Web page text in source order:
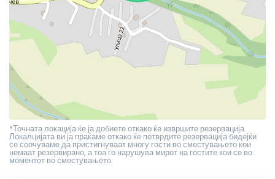
*Точната локација ќе ја добиете откако ќе извршите резервација.
Локалцијата ви ја праќаме откако ќе потврдите резервација бидејќи
се соочуваме да пристигнуваат многу гости во сместувањето кои
немаат резервирано, а тоа го нарушува мирот на гостите кои се во
моментот во сместувањето.